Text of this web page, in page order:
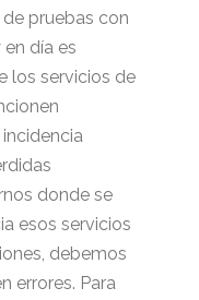
pruebas con
día es
los servicios de
donde se
esos servicios
debemos
errores. Para